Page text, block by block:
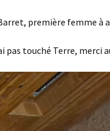
première femme à
pas touché Terre, merci